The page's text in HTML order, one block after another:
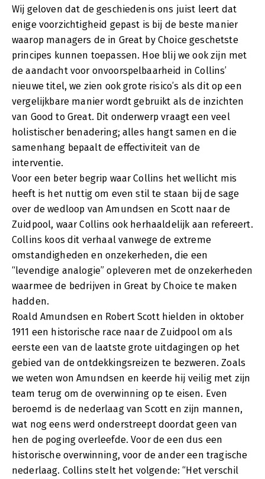
Wij geloven dat de geschiedenis ons juist leert dat
enige voorzichtigheid gepast is bij de beste manier
waarop managers de in Great by Choice geschetste
principes kunnen toepassen. Hoe blij we ook zijn met
de aandacht voor onvoorspelbaarheid in Collins’
nieuwe titel, we zien ook grote risico’s als dit op een
vergelijkbare manier wordt gebruikt als de inzichten
van Good to Great. Dit onderwerp vraagt een veel
holistischer benadering; alles hangt samen en die
samenhang bepaalt de effectiviteit van de
interventie.
Voor een beter begrip waar Collins het wellicht mis
heeft is het nuttig om even stil te staan bij de sage
over de wedloop van Amundsen en Scott naar de
Zuidpool, waar Collins ook herhaaldelijk aan refereert.
Collins koos dit verhaal vanwege de extreme
omstandigheden en onzekerheden, die een
“levendige analogie” opleveren met de onzekerheden
waarmee de bedrijven in Great by Choice te maken
hadden.
Roald Amundsen en Robert Scott hielden in oktober
1911 een historische race naar de Zuidpool om als
eerste een van de laatste grote uitdagingen op het
gebied van de ontdekkingsreizen te bezweren. Zoals
we weten won Amundsen en keerde hij veilig met zijn
team terug om de overwinning op te eisen. Even
beroemd is de nederlaag van Scott en zijn mannen,
wat nog eens werd onderstreept doordat geen van
hen de poging overleefde. Voor de een dus een
historische overwinning, voor de ander een tragische
nederlaag. Collins stelt het volgende: “Het verschil